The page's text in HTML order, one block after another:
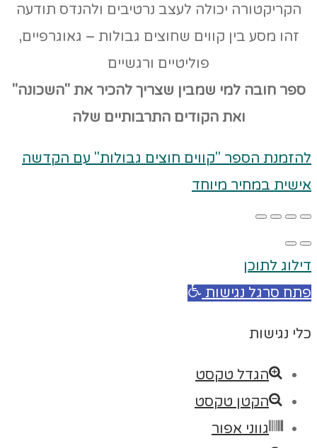
הקריקטורה יכולה לעצב נרטיבים ולהנדס תודעה
זהו מסע בין קווים שחוצים גבולות – גאוגרפיים,
פוליטיים ורגשיים
ספר חובה למי שמבין שצריך להכיר את "השכונה"
ואת הקודים התרבותיים שלה
להזמנת הספר "קווים חוצים גבולות" עם הקדשה
אישית במחיר מיוחד
דילוג לתוכן
פתח סרגל נגישות
כלי נגישות
הגדל טקסט
הקטן טקסט
גווני אפור